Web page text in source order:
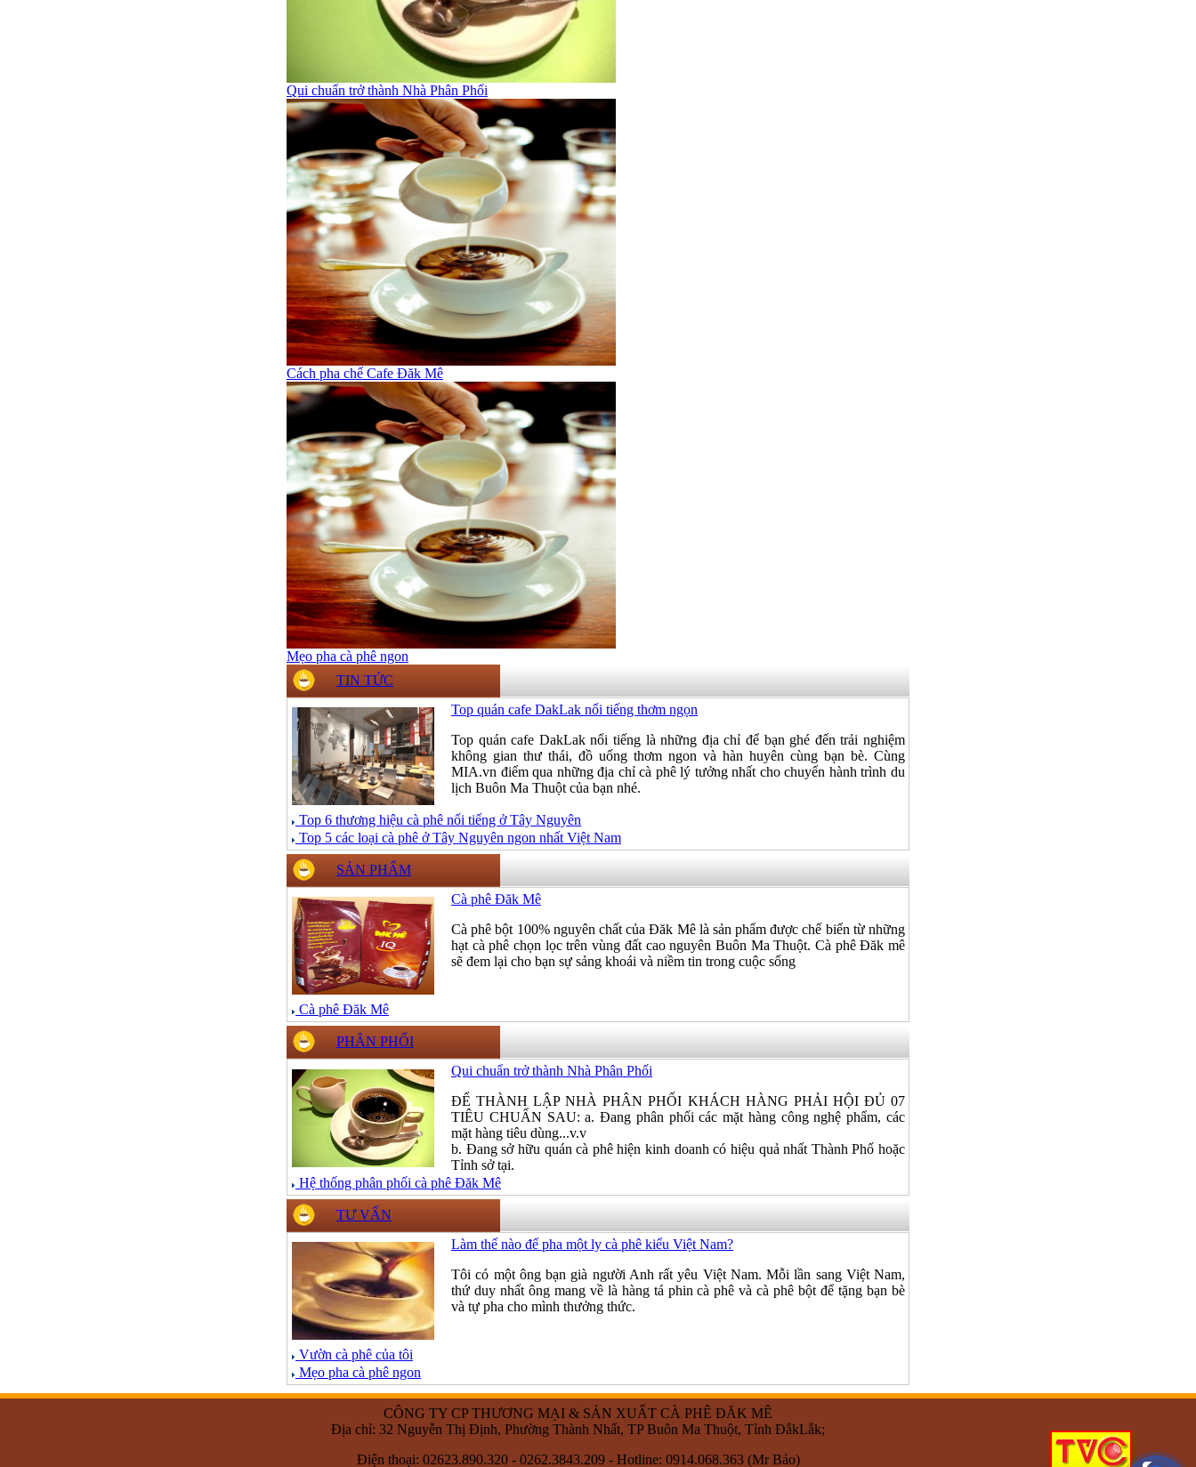
Qui chuẩn trở thành Nhà Phân Phối
Cách pha chế Cafe Đăk Mê
Mẹo pha cà phê ngon
TIN TỨC
Top quán cafe DakLak nổi tiếng thơm ngọn
Top quán cafe DakLak nổi tiếng là những địa chỉ để bạn ghé đến trải nghiệm
không gian thư thái, đồ uống thơm ngon và hàn huyên cùng bạn bè. Cùng
MIA.vn điểm qua những địa chỉ cà phê lý tưởng nhất cho chuyến hành trình du
lịch Buôn Ma Thuột của bạn nhé.
Top 6 thương hiệu cà phê nổi tiếng ở Tây Nguyên
Top 5 các loại cà phê ở Tây Nguyên ngon nhất Việt Nam
SẢN PHẨM
Cà phê Đăk Mê
Cà phê bột 100% nguyên chất của Đăk Mê là sản phẩm được chế biến từ những
hạt cà phê chọn lọc trên vùng đất cao nguyên Buôn Ma Thuột. Cà phê Đăk mê
sẽ đem lại cho bạn sự sảng khoái và niềm tin trong cuộc sống
Cà phê Đăk Mê
PHÂN PHỐI
Qui chuẩn trở thành Nhà Phân Phối
ĐỂ THÀNH LẬP NHÀ PHÂN PHỐI KHÁCH HÀNG PHẢI HỘI ĐỦ 07
TIÊU CHUẨN SAU: a. Đang phân phối các mặt hàng công nghệ phẩm, các
mặt hàng tiêu dùng...v.v
b. Đang sở hữu quán cà phê hiện kinh doanh có hiệu quả nhất Thành Phố hoặc
Tỉnh sở tại.
Hệ thống phân phối cà phê Đăk Mê
TƯ VẤN
Làm thế nào để pha một ly cà phê kiểu Việt Nam?
Tôi có một ông bạn già người Anh rất yêu Việt Nam. Mỗi lần sang Việt Nam,
thứ duy nhất ông mang về là hàng tá phin cà phê và cà phê bột để tặng bạn bè
và tự pha cho mình thưởng thức.
Vườn cà phê của tôi
Mẹo pha cà phê ngon
CÔNG TY CP THƯƠNG MẠI & SẢN XUẤT CÀ PHÊ ĐĂK MÊ
Địa chỉ: 32 Nguyễn Thị Định, Phường Thành Nhất, TP Buôn Ma Thuột, Tỉnh ĐắkLắk;
Điện thoại: 02623.890.320 - 0262.3843.209 - Hotline: 0914.068.363 (Mr Bảo)